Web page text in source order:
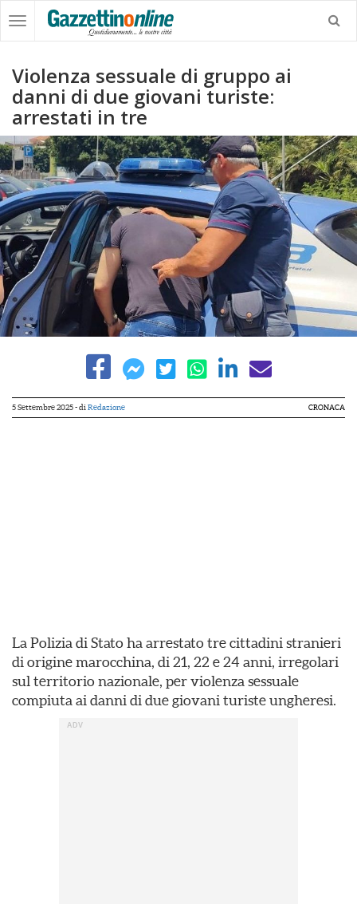
Violenza sessuale di gruppo ai
danni di due giovani turiste:
arrestati in tre
5 Settembre 2025- di Redazione CRONACA
La Polizia di Stato ha arrestato tre cittadini stranieri
di origine marocchina, di 21, 22 e 24 anni, irregolari
sul territorio nazionale, per violenza sessuale
compiuta ai danni di due giovani turiste ungheresi.